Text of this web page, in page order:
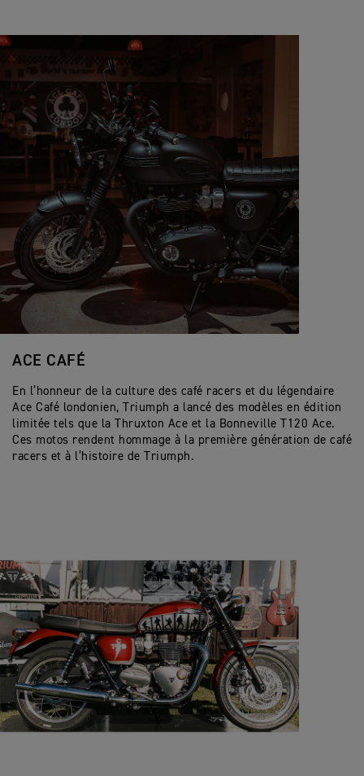
ACE CAFÉ
En l’honneur de la culture des café racers et du légendaire
Ace Café londonien, Triumph a lancé des modèles en édition
limitée tels que la Thruxton Ace et la Bonneville T120 Ace.
Ces motos rendent hommage à la première génération de café
racers et à l’histoire de Triumph.